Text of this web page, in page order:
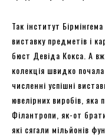
Так інститут
виставку предметів і
бюст Девіда Кокса. А
колекція швидко
численні успішні
ювелірних виробів, яка
Філантропи, як-от
які сягали мільйонів